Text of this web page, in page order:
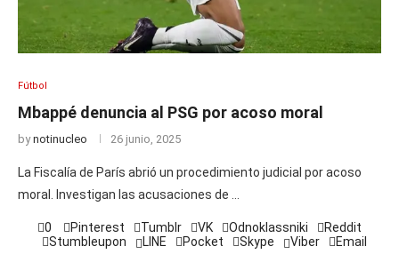
Fútbol
Mbappé denuncia al PSG por acoso moral
bynotinucleo 26 junio, 2025
La Fiscalía de París abrió un procedimiento judicial por acoso
moral. Investigan las acusaciones de …
0 Pinterest Tumblr VK Odnoklassniki
Reddit
Stumbleupon
LINE Pocket Skype Viber Email